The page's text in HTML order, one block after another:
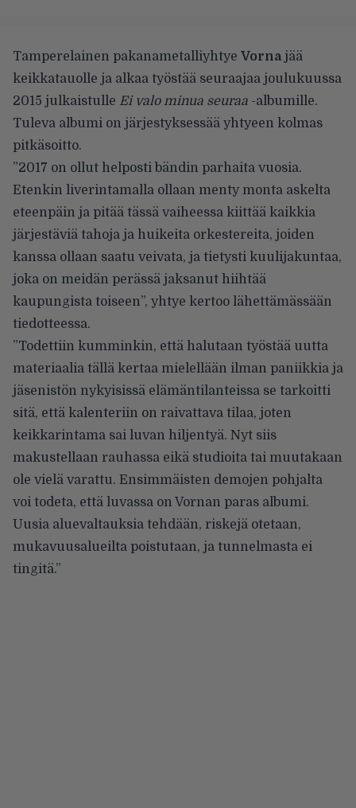
Tamperelainen pakanametalliyhtye Vornajää
keikkatauolle ja alkaa työstää seuraajaa joulukuussa
2015 julkaistulle Ei valo minua seuraa -albumille.
Tuleva albumi on järjestyksessää yhtyeen kolmas
pitkäsoitto.
”2017 on ollut helposti bändin parhaita vuosia.
Etenkin liverintamalla ollaan menty monta askelta
eteenpäin ja pitää tässä vaiheessa kiittää kaikkia
järjestäviä tahoja ja huikeita orkestereita, joiden
kanssa ollaan saatu veivata, ja tietysti kuulijakuntaa,
joka on meidän perässä jaksanut hiihtää
kaupungista toiseen”, yhtye kertoo lähettämässään
tiedotteessa.
”Todettiin kumminkin, että halutaan työstää uutta
materiaalia tällä kertaa mielellään ilman paniikkia ja
jäsenistön nykyisissä elämäntilanteissa se tarkoitti
sitä, että kalenteriin on raivattava tilaa, joten
keikkarintama sai luvan hiljentyä. Nyt siis
makustellaan rauhassa eikä studioita tai muutakaan
ole vielä varattu. Ensimmäisten demojen pohjalta
voi todeta, että luvassa on Vornan paras albumi.
Uusia aluevaltauksia tehdään, riskejä otetaan,
mukavuusalueilta poistutaan, ja tunnelmasta ei
tingitä.”